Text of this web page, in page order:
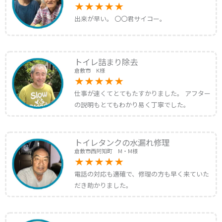
出来が早い。 〇〇君サイコー。
トイレ詰まり除去
倉敷市 K様
仕事が速くてとてもたすかりました。 アフター
の説明もとてもわかり易く丁寧でした。
トイレタンクの水漏れ修理
倉敷市西阿知町 M・M様
電話の対応も適確で、修理の方も早く来ていた
だき助かりました。